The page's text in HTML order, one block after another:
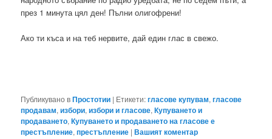
през 1 минута цял ден! Пълни олигофрени!
Ако ти къса и на теб нервите, дай един глас в свежо.
Публикувано вПростотии | Етикети:гласове купувам,гласове
продавам,избори,избори и гласове,Купуването и
продаването,Купуването и продаването на гласове е
престъпление,престъпление |Вашият коментар